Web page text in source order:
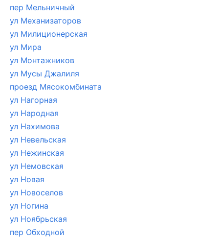
пер Мельничный
ул Механизаторов
ул Милиционерская
ул Мира
ул Монтажников
ул Мусы Джалиля
проезд Мясокомбината
ул Нагорная
ул Народная
ул Нахимова
ул Невельская
ул Нежинская
ул Немовская
ул Новая
ул Новоселов
ул Ногина
ул Ноябрьская
пер Обходной